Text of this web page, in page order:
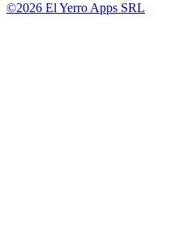
©2026 El Yerro Apps SRL